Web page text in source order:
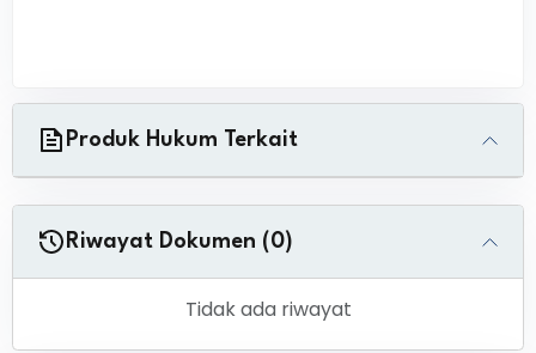
Produk Hukum Terkait
Riwayat Dokumen (0)
Tidak ada riwayat